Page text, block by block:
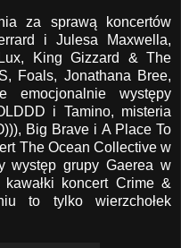
za sprawą koncertów
i Julesa Maxwella,
King Gizzard & The
Foals, Jonathana Bree,
emocjonalnie występy
i Tamino, misteria
Big Brave i A Place To
The Ocean Collective w
występ grupy Gaerea w
koncert Crime &
to tylko wierzchołek